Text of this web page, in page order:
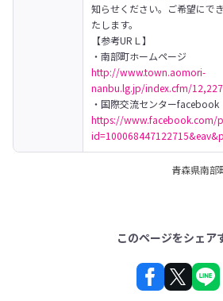
知らせください。ご希望にで
たします。
【参考URＬ】
http://www.town.aomori-
nanbu.lg.jp/index.cfm/
https://www.facebook.com/
青森県南部
このページをシェア